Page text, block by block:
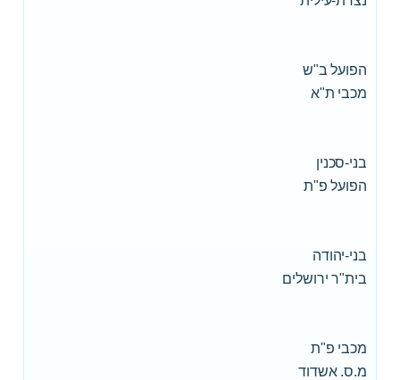
הפועל ב"ש
מכבי ת"א
בני-סכנין
הפועל פ"ת
בני-יהודה
בית"ר ירושלים
מכבי פ"ת
מ.ס. אשדוד